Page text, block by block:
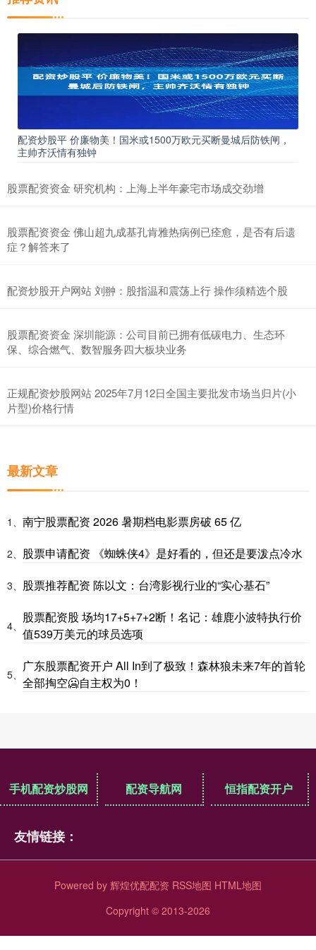
配资炒股平 价廉物美！国米或1500万欧元买断曼城后防铁闸，
主帅齐沃情有独钟
股票配资资金 研究机构：上海上半年豪宅市场成交劲增
股票配资资金 佛山超九成基孔肯雅热病例已痊愈，是否有后遗
症？解答来了
配资炒股开户网站 刘翀：股指温和震荡上行 操作须精选个股
股票配资资金 深圳能源：公司目前已拥有低碳电力、生态环
保、综合燃气、数智服务四大板块业务
正规配资炒股网站 2025年7月12日全国主要批发市场当归片(小
片型)价格行情
最新文章
1、 南宁股票配资 2026 暑期档电影票房破 65 亿
2、 股票申请配资 《蜘蛛侠4》是好看的，但还是要泼点冷水
3、 股票推荐配资 陈以文：台湾影视行业的“实心基石”
4、
股票配资股 场均17+5+7+2断！名记：雄鹿小波特执行价
值539万美元的球员选项
5、
广东股票配资开户 All In到了极致！森林狼未来7年的首轮
全部掏空🥶自主权为0！
手机配资炒股网 配资导航网 恒指配资开户
友情链接：
Powered by 辉煌优配配资 RSS地图 HTML地图
Copyright © 2013-2026